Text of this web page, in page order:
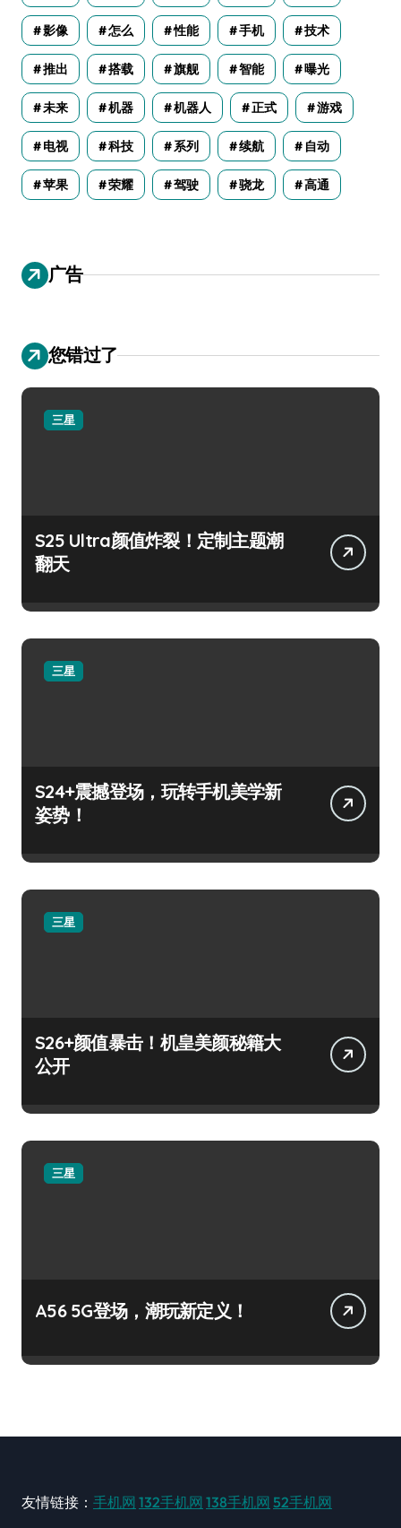
影像 怎么 性能 手机 技术
推出 搭载 旗舰 智能 曝光
未来 机器 机器人 正式 游戏
电视 科技 系列 续航 自动
苹果 荣耀 驾驶 骁龙 高通
广告
您错过了
三星
S25 Ultra颜值炸裂！定制主题潮
翻天
三星
S24+震撼登场，玩转手机美学新
姿势！
三星
S26+颜值暴击！机皇美颜秘籍大
公开
三星
A56 5G登场，潮玩新定义！
友情链接： 手机网 132手机网 138手机网 52手机网